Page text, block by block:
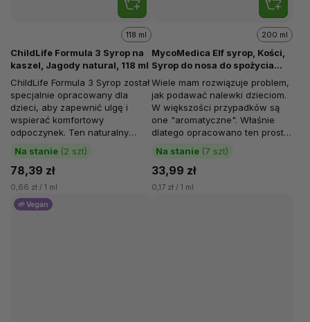
ChildLife Formula 3 Syrop na
kaszel, Jagody natural, 118 ml
Na stanie (2 szt)
118 ml
78,39 zł
0,66 zł / 1 ml
ChildLife Formula 3 Syrop został
specjalnie opracowany dla
dzieci, aby zapewnić ulgę i
wspierać komfortowy
odpoczynek. Ten naturalny
syrop łączy w sobie miód
gryczany, który...
MycoMedica Elf syrop, Kości,
Syrop do nosa do spożycia
nalewek, 200 ml
Na stanie (7 szt)
200 ml
33,99 zł
0,17 zł / 1 ml
Wiele mam rozwiązuje problem,
jak podawać nalewki dzieciom.
W większości przypadków są
one "aromatyczne". Właśnie
dlatego opracowano ten prosty
syrop zawierający 6 witamin,
do...
🌱 Vegan